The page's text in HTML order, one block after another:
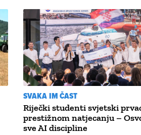
SVAKA IM ČAST
Riječki studenti svjetski
prestižnom natjecanju –
sve AI discipline